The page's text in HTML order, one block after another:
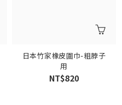
日本竹家橡皮圍巾-粗脖子
用
NT$820